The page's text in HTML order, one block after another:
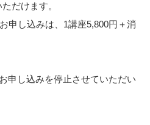
だけます。
申し込みは、1講座5,800円＋消
申し込みを停止させていただい